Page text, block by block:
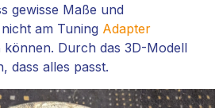
gewisse Maße und
am Tuning Adapter
Durch das 3D-Modell
dass alles passt.